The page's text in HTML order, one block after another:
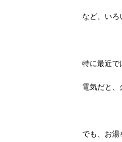
など、いろ
特に最近で
電気だと、
でも、お湯